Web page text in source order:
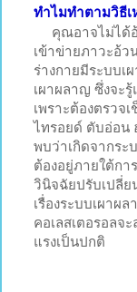
ทำไมทำตามวิธี
คุณอาจไม่ได้อ้
เข้าข่ายภาวะอ้ว
ร่างกายมีระบบ
เผาผลาญ ซึ่งจะ
เพราะต้องตรวจ
ไทรอยด์ ตับอ่อน
พบว่าเกิดจากระ
ต้องอยู่ภายใต้ก
วินิจฉัยปรับเปลี่ย
เรื่องระบบเผาผ
คอเลสเตอรอลจ
แรงเป็นปกติ